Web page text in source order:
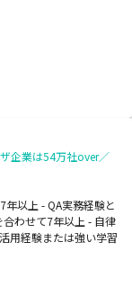
企業は54万社over／
以上 - QA実務経験と
わせて7年以上 - 自律
用経験または強い学習